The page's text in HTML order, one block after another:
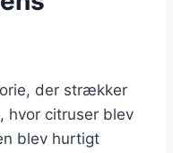
der strækker
hvor citruser blev
blev hurtigt